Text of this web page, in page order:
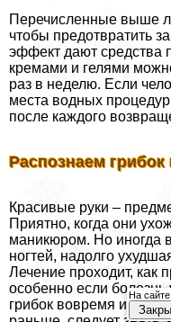
Перечисленные выше
чтобы предотвратить
эффект дают средства
кремами и гелями
раз в неделю. Если
места водных
после каждого
Распознаем
Красивые руки –
Приятно, когда они
маникюром. Но иногда
ногтей, надолго
Лечение проходит, как
особенно если
грибок вовремя и
На